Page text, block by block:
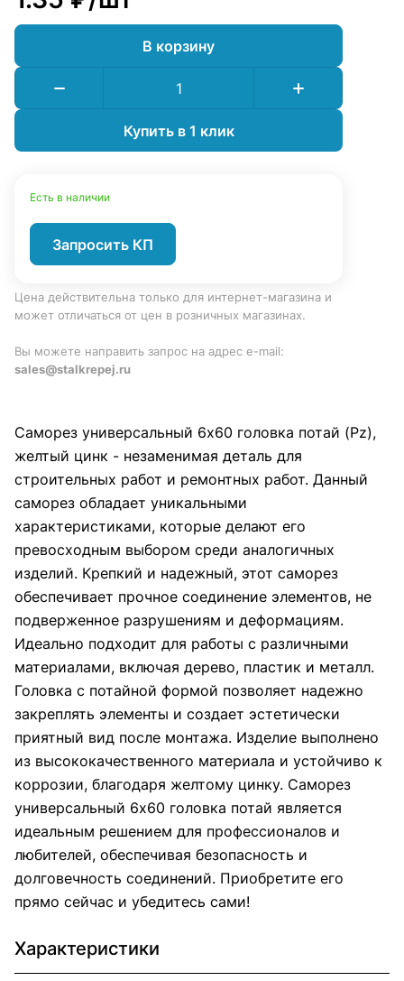
В корзину
Купить в 1 клик
Есть в наличии
Запросить КП
Цена действительна только для интернет-магазина и
может отличаться от цен в розничных магазинах.
Вы можете направить запрос на адрес e-mail:
sales@stalkrepej.ru
Саморез универсальный 6х60 головка потай (Pz),
желтый цинк - незаменимая деталь для
строительных работ и ремонтных работ. Данный
саморез обладает уникальными
характеристиками, которые делают его
превосходным выбором среди аналогичных
изделий. Крепкий и надежный, этот саморез
обеспечивает прочное соединение элементов, не
подверженное разрушениям и деформациям.
Идеально подходит для работы с различными
материалами, включая дерево, пластик и металл.
Головка с потайной формой позволяет надежно
закреплять элементы и создает эстетически
приятный вид после монтажа. Изделие выполнено
из высококачественного материала и устойчиво к
коррозии, благодаря желтому цинку. Саморез
универсальный 6х60 головка потай является
идеальным решением для профессионалов и
любителей, обеспечивая безопасность и
долговечность соединений. Приобретите его
прямо сейчас и убедитесь сами!
Характеристики